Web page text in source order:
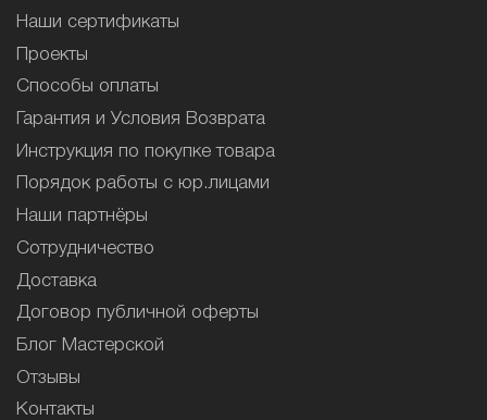
Наши сертификаты
Проекты
Способы оплаты
Гарантия и Условия Возврата
Инструкция по покупке товара
Порядок работы с юр.лицами
Наши партнёры
Сотрудничество
Доставка
Договор публичной оферты
Блог Мастерской
Отзывы
Контакты